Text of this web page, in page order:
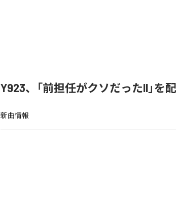
Y923、「前担任がクソだったII」を
新曲情報